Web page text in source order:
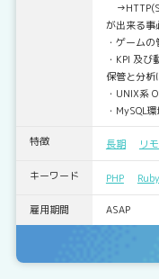
が出来る事
・ゲーム
・KPI 及
保管と分析
・UNIX系
・MySQL
特徴 長期 リ
キーワード PHP Ruby
雇用期間 ASAP